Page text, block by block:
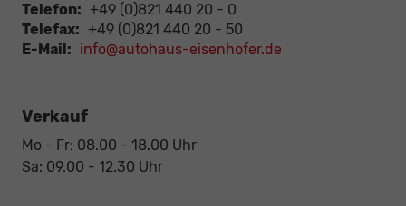
Telefon: +49 (0)821 440 20 - 0
Telefax: +49 (0)821 440 20 - 50
E-Mail: info@autohaus-eisenhofer.de
Verkauf
Mo - Fr: 08.00 - 18.00 Uhr
Sa: 09.00 - 12.30 Uhr